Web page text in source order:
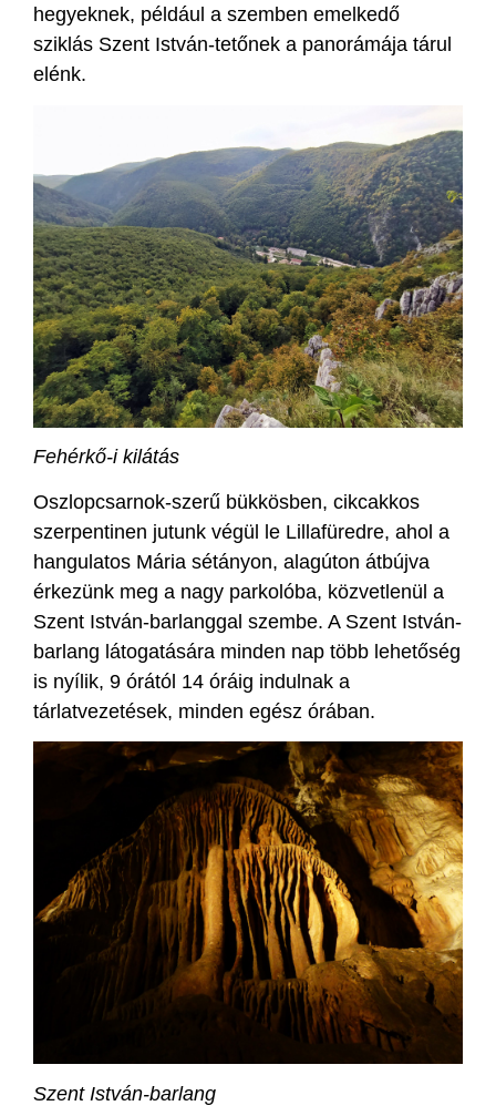
hegyeknek, például a szemben emelkedő
sziklás Szent István-tetőnek a panorámája tárul
elénk.
Fehérkő-i kilátás
Oszlopcsarnok-szerű bükkösben, cikcakkos
szerpentinen jutunk végül le Lillafüredre, ahol a
hangulatos Mária sétányon, alagúton átbújva
érkezünk meg a nagy parkolóba, közvetlenül a
Szent István-barlanggal szembe. A Szent István-
barlang látogatására minden nap több lehetőség
is nyílik, 9 órától 14 óráig indulnak a
tárlatvezetések, minden egész órában.
Szent István-barlang